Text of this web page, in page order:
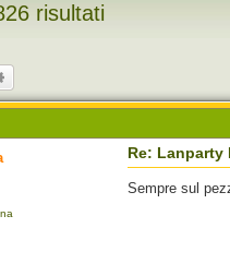
risultati
Re: Lanparty
Sempre sul